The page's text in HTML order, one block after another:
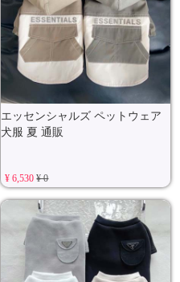
エッセンシャルズ ペットウェア
犬服 夏 通販
¥ 6,530¥ 0